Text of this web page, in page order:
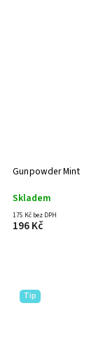
Gunpowder Mint
Skladem
175 Kč bez DPH
196 Kč
Tip